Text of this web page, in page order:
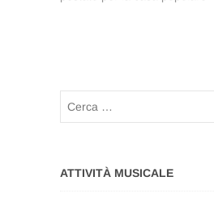
ATTIVITÀ MUSICALE